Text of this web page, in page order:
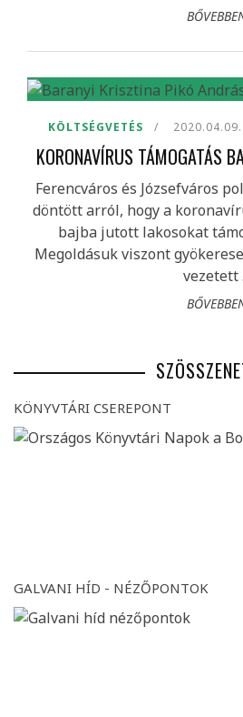
KÖLTSÉGVETÉS 2020.04.09.
KORONAVÍRUS TÁMOGATÁS
Ferencváros és Józsefváros
döntött arról, hogy a
bajba jutott lakosokat
Megoldásuk viszont
vezetett
KÖNYVTÁRI CSEREPONT
GALVANI HÍD - NÉZŐPONTOK